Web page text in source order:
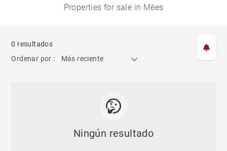
Properties for sale in Mées
0 resultados
Ordenar por :
Más reciente
Ningún resultado